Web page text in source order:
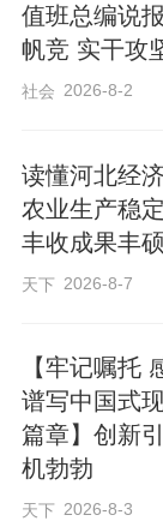
将教育置于
系统推进
教育和现
立德为先
建固本铸
人工程，
合，用好
课”实践教
上线下融合
值班总编说
帆竞 实干攻
社会 2026-8-2
读懂河北经
农业生产稳
丰收成果丰
天下 2026-8-7
【牢记嘱托
谱写中国式
篇章】创新
机勃勃
天下 2026-8-3